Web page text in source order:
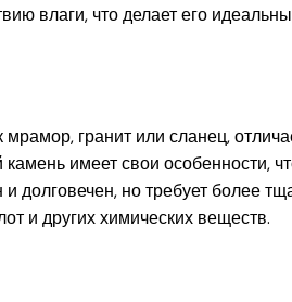
влаги, что делает его
мрамор, гранит или сланец,
имеет свои особенности,
но требует более
и других химических веществ.